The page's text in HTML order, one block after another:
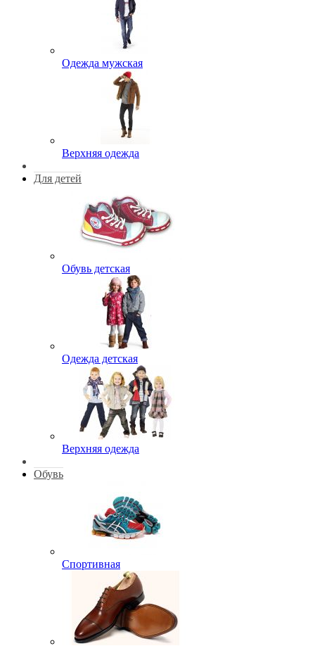
Одежда мужская
Верхняя одежда
Для детей
Обувь детская
Одежда детская
Верхняя одежда
Обувь
Спортивная